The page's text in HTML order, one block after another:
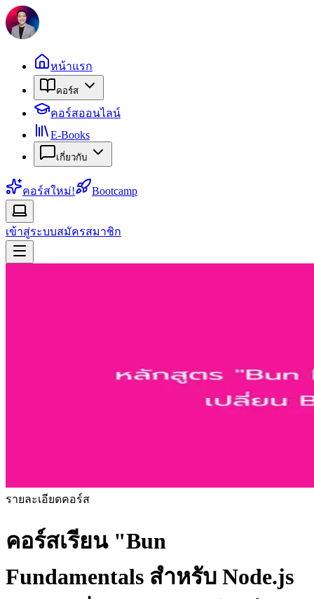
หน้าแรก
คอร์ส
คอร์สออนไลน์
E-Books
เกี่ยวกับ
คอร์สใหม่! Bootcamp
เข้าสู่ระบบสมัครสมาชิก
รายละเอียดคอร์ส
คอร์สเรียน "Bun
Fundamentals สำหรับ Node.js